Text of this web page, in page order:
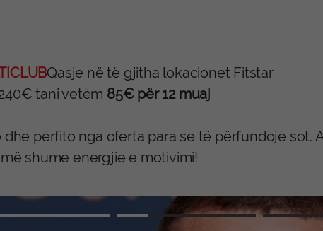
Qasje në të gjitha lokacionet Fitstar
tani vetëm 85€ për 12 muaj
dhe përfito nga oferta para se të përfundojë sot.
shumë energjie e motivimi!